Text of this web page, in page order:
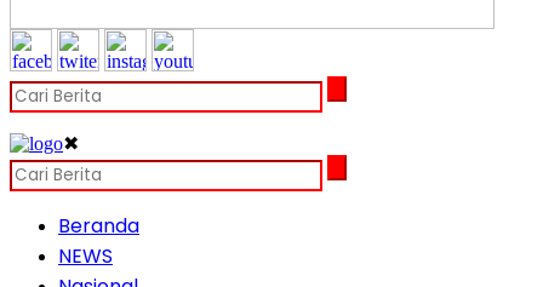
✖
Beranda
NEWS